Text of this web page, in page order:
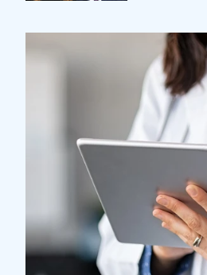
Onze mensen
Expertises